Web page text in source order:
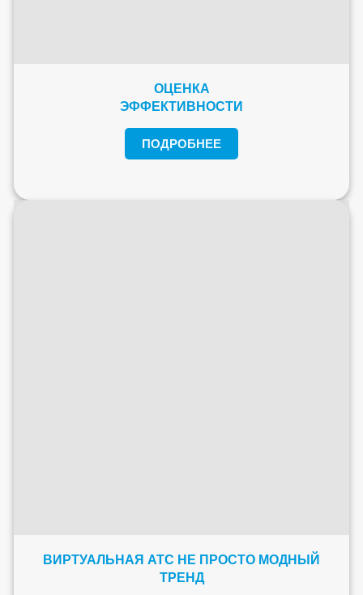
ОЦЕНКА
ЭФФЕКТИВНОСТИ
ПОДРОБНЕЕ
ВИРТУАЛЬНАЯ АТС НЕ ПРОСТО МОДНЫЙ
ТРЕНД